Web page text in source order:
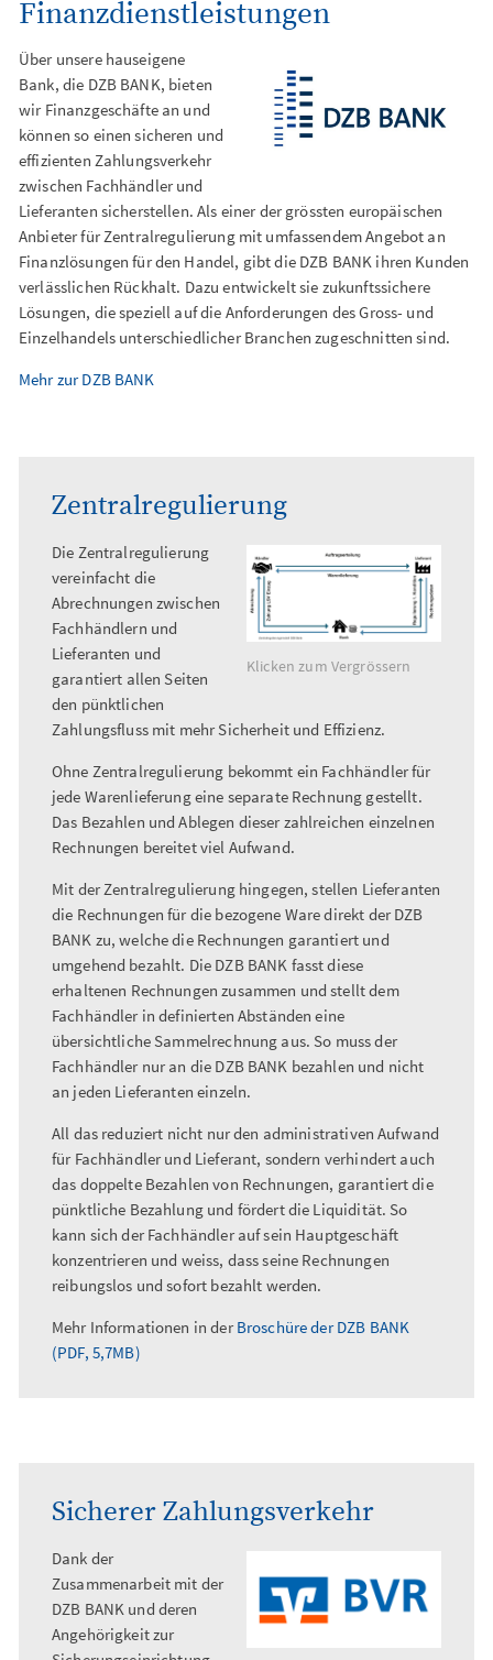
Digital Signage
Finanzdienstleistungen
Über unsere hauseigene
Bank, die DZB BANK, bieten
wir Finanzgeschäfte an und
können so einen sicheren und
effizienten Zahlungsverkehr
zwischen Fachhändler und
Lieferanten sicherstellen. Als einer der grössten europäischen
Anbieter für Zentralregulierung mit umfassendem Angebot an
Finanzlösungen für den Handel, gibt die DZB BANK ihren Kunden
verlässlichen Rückhalt. Dazu entwickelt sie zukunftssichere
Lösungen, die speziell auf die Anforderungen des Gross- und
Einzelhandels unterschiedlicher Branchen zugeschnitten sind.
Mehr zur DZB BANK
Zentralregulierung
Klicken zum Vergrössern
Die Zentralregulierung
vereinfacht die
Abrechnungen zwischen
Fachhändlern und
Lieferanten und
garantiert allen Seiten
den pünktlichen
Zahlungsfluss mit mehr Sicherheit und Effizienz.
Ohne Zentralregulierung bekommt ein Fachhändler für
jede Warenlieferung eine separate Rechnung gestellt.
Das Bezahlen und Ablegen dieser zahlreichen einzelnen
Rechnungen bereitet viel Aufwand.
Mit der Zentralregulierung hingegen, stellen Lieferanten
die Rechnungen für die bezogene Ware direkt der DZB
BANK zu, welche die Rechnungen garantiert und
umgehend bezahlt. Die DZB BANK fasst diese
erhaltenen Rechnungen zusammen und stellt dem
Fachhändler in definierten Abständen eine
übersichtliche Sammelrechnung aus. So muss der
Fachhändler nur an die DZB BANK bezahlen und nicht
an jeden Lieferanten einzeln.
All das reduziert nicht nur den administrativen Aufwand
für Fachhändler und Lieferant, sondern verhindert auch
das doppelte Bezahlen von Rechnungen, garantiert die
pünktliche Bezahlung und fördert die Liquidität. So
kann sich der Fachhändler auf sein Hauptgeschäft
konzentrieren und weiss, dass seine Rechnungen
reibungslos und sofort bezahlt werden.
Mehr Informationen in der Broschüre der DZB BANK
(PDF, 5,7MB)
Sicherer Zahlungsverkehr
Dank der
Zusammenarbeit mit der
DZB BANK und deren
Angehörigkeit zur